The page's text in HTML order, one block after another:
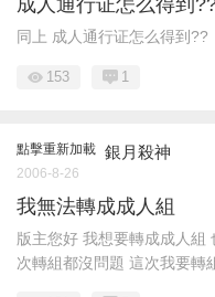
成人通行证怎么得到
同上 成人通行证怎么得到??
153 1
點擊重新加載 銀月殺神
2006-8-26
我無法轉成成人組
版主您好 我想要轉成成人組
次轉組都沒問題 這次我要轉